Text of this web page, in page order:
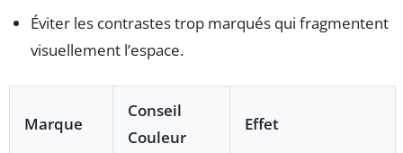
Éviter les contrastes trop marqués qui fragmentent
visuellement l’espace.
Marque
Conseil
Couleur
Effet